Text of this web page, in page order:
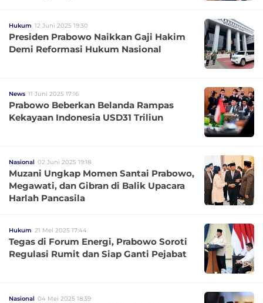
Hukum 12 Juni 2025 19:30
Presiden Prabowo Naikkan Gaji Hakim
Demi Reformasi Hukum Nasional
News 11 Juni 2025 17:16
Prabowo Beberkan Belanda Rampas
Kekayaan Indonesia USD31 Triliun
Nasional 02 Juni 2025 19:18
Muzani Ungkap Momen Santai Prabowo,
Megawati, dan Gibran di Balik Upacara
Harlah Pancasila
Hukum 21 Mei 2025 17:44
Tegas di Forum Energi, Prabowo Soroti
Regulasi Rumit dan Siap Ganti Pejabat
Nasional 04 Mei 2025 18:39